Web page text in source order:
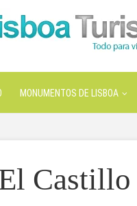
MONUMENTOS DE LISBOA
Castillo